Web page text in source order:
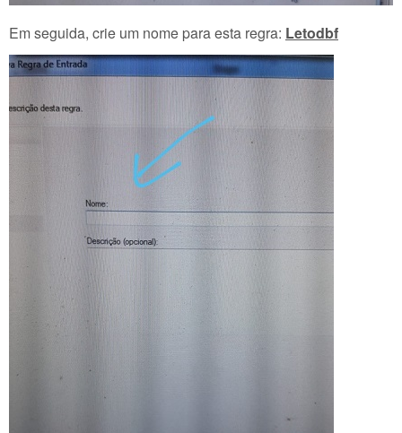
Em seguida, crie um nome para esta regra: Letodbf